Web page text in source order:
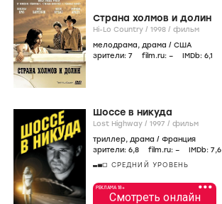
Страна холмов и долин
Hi-Lo Country / 1998 / фильм
мелодрама, драма / США
зрители: 7 film.ru: – IMDb: 6,1
Шоссе в никуда
Lost Highway / 1997 / фильм
триллер, драма / Франция
зрители: 6,8 film.ru: – IMDb: 7,6
СРЕДНИЙ УРОВЕНЬ
•••
РЕКЛАМА 18+
Смотреть онлайн